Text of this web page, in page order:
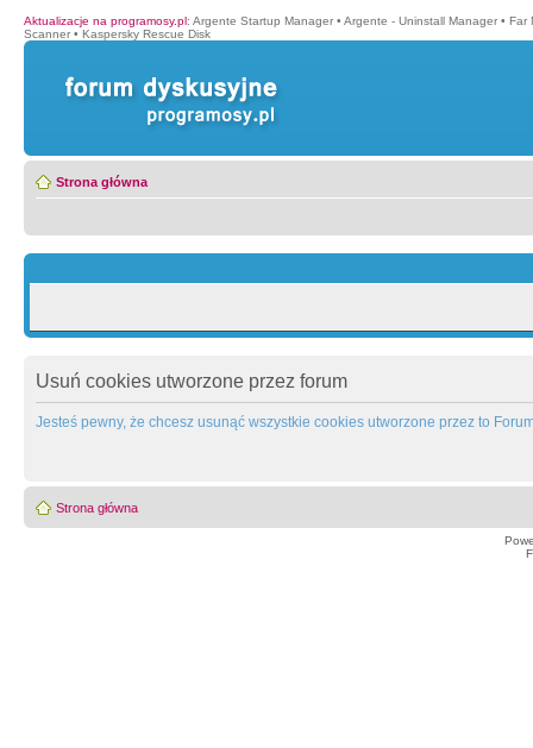
Aktualizacje na programosy.pl: Argente Startup Manager • Argente - Uninstall Manager • Far
Scanner • Kaspersky Rescue Disk
Strona główna
Usuń cookies utworzone przez forum
Jesteś pewny, że chcesz usunąć wszystkie cookies utworzone przez to
Strona główna